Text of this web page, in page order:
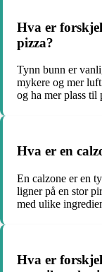
Hva er
pizza?
Tynn bunn er
mykere og mer
og ha mer plass til
Hva er en
En calzone er en
ligner på en stor
med ulike
Hva er